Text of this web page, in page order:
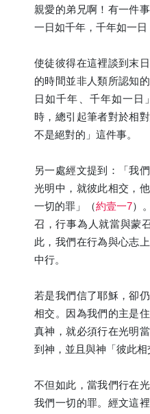
親愛的弟兄啊！有一件
一日如千年，千年如一日
使徒彼得在這裡談到末
的時間並非人類所認知
日如千年、千年如一日
時，總引起筆者對於相
不是絕對的」這件事。
另一處經文提到：「我
光明中，就彼此相交，
一切的罪」（約壹一7）
召，行事為人就當與蒙
此，我們在行為與心志
中行。
若是我們信了耶穌，卻
相交。因為我們的主是
真神，就必須行在光明
到神，並且與神「彼此相
不但如此，當我們行在
我們一切的罪。經文這